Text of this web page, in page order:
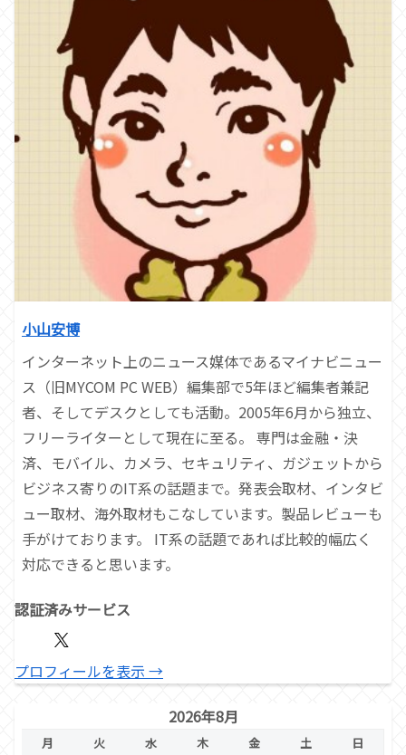
小山安博
インターネット上のニュース媒体であるマイナビニュー
ス（旧MYCOM PC WEB）編集部で5年ほど編集者兼記
者、そしてデスクとしても活動。2005年6月から独立、
フリーライターとして現在に至る。 専門は金融・決
済、モバイル、カメラ、セキュリティ、ガジェットから
ビジネス寄りのIT系の話題まで。発表会取材、インタビ
ュー取材、海外取材もこなしています。製品レビューも
手がけております。 IT系の話題であれば比較的幅広く
対応できると思います。
認証済みサービス
プロフィールを表示 →
2026年8月
月 火 水 木 金 土
日